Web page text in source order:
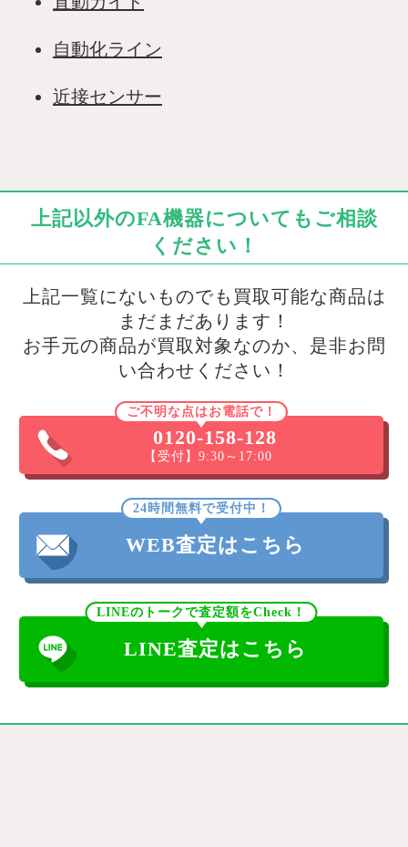
自動化ライン
近接センサー
上記以外のFA機器についてもご相談
ください！
上記一覧にないものでも買取可能な商品は
まだまだあります！
お手元の商品が買取対象なのか、是非お問
い合わせください！
ご不明な点はお電話で！
0120-158-128
【受付】9:30～17:00
24時間無料で受付中！
WEB査定はこちら
LINEのトークで査定額をCheck！
LINE査定はこちら